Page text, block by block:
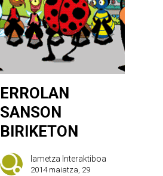
ERROLAN
SANSON
BIRIKETON
Iametza Interaktiboa
2014 maiatza, 29